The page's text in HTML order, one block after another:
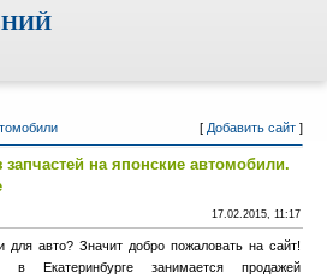
[ Добавить сайт]
запчастей на японские автомобили.
17.02.2015, 11:17
для авто? Значит добро пожаловать на сайт!
в Екатеринбурге занимается продажей